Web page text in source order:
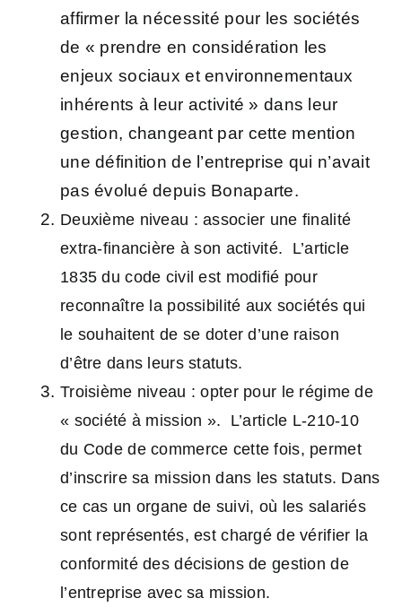
affirmer la nécessité pour les sociétés
de « prendre en considération les
enjeux sociaux et environnementaux
inhérents à leur activité » dans leur
gestion, changeant par cette mention
une définition de l’entreprise qui n’avait
pas évolué depuis Bonaparte.
Deuxième niveau : associer une finalité
extra-financière à son activité. L’article
1835 du code civil est modifié pour
reconnaître la possibilité aux sociétés qui
le souhaitent de se doter d’une raison
d’être dans leurs statuts.
Troisième niveau : opter pour le régime de
« société à mission ». L’article L-210-10
du Code de commerce cette fois, permet
d’inscrire sa mission dans les statuts. Dans
ce cas un organe de suivi, où les salariés
sont représentés, est chargé de vérifier la
conformité des décisions de gestion de
l’entreprise avec sa mission.